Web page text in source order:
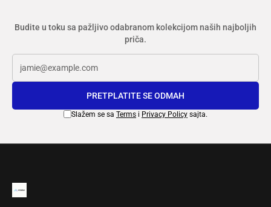
Budite u toku sa pažljivo odabranom kolekcijom naših najboljih
priča.
PRETPLATITE SE ODMAH
Slažem se sa Terms i Privacy Policy sajta.